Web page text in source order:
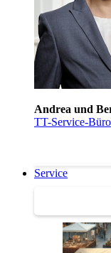
Andrea und
TT-Service-Büro
Service